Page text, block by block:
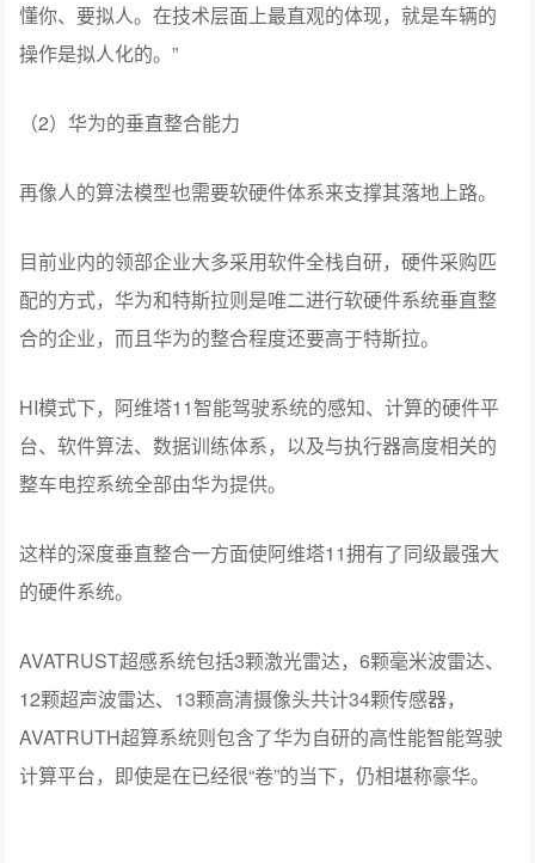
懂你、要拟人。在技术层面上最直观的体现，就是车辆的
操作是拟人化的。”
（2）华为的垂直整合能力
再像人的算法模型也需要软硬件体系来支撑其落地上路。
目前业内的领部企业大多采用软件全栈自研，硬件采购匹
配的方式，华为和特斯拉则是唯二进行软硬件系统垂直整
合的企业，而且华为的整合程度还要高于特斯拉。
HI模式下，阿维塔11智能驾驶系统的感知、计算的硬件平
台、软件算法、数据训练体系，以及与执行器高度相关的
整车电控系统全部由华为提供。
这样的深度垂直整合一方面使阿维塔11拥有了同级最强大
的硬件系统。
AVATRUST超感系统包括3颗激光雷达，6颗毫米波雷达、
12颗超声波雷达、13颗高清摄像头共计34颗传感器，
AVATRUTH超算系统则包含了华为自研的高性能智能驾驶
计算平台，即使是在已经很“卷”的当下，仍相堪称豪华。